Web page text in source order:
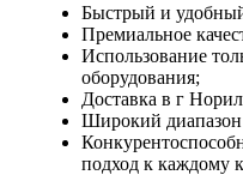
Быстрый и
Премиальное
Использование
оборудования;
Доставка в г
Широкий диапазон
подход к каждому